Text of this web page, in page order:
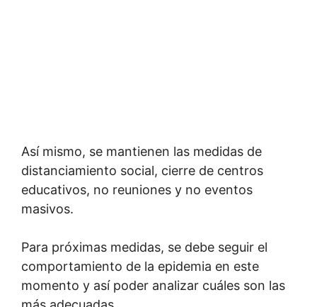
Así mismo, se mantienen las medidas de
distanciamiento social, cierre de centros
educativos, no reuniones y no eventos
masivos.
Para próximas medidas, se debe seguir el
comportamiento de la epidemia en este
momento y así poder analizar cuáles son las